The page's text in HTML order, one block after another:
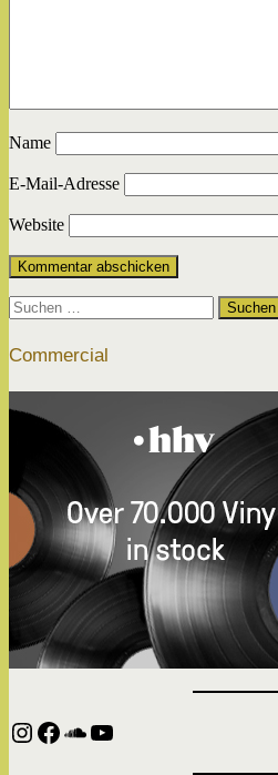
Name
E-Mail-Adresse
Website
Suchen
nach:
Commercial
Instagram
Facebook
SoundCloud
YouTube